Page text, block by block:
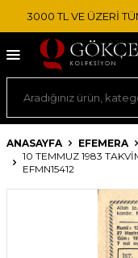
3000 TL VE ÜZERİ
ANASAYFA EFEMERA
10 TEMMUZ 1983
EFMN15412